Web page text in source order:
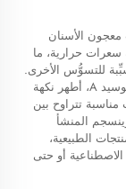
الأسنان
حرارية، ما
للتسوُّس الأخرى.
وتوفِّر جليكوزيدات الستيفيول النقية، وبخاصة ريباوسيوسيد A، أطهر نكهة
تتراوح بين
وينسجم المنشأ
الطبيعية،
أو حتى